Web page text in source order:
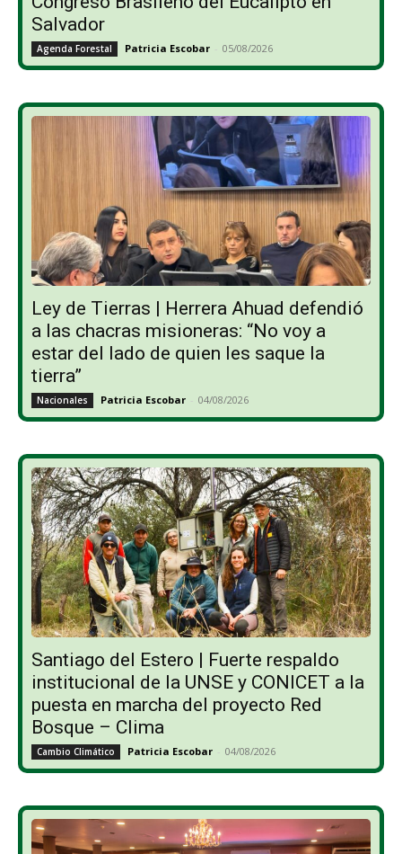
Salvador
Agenda Forestal Patricia Escobar - 05/08/2026
Ley de Tierras | Herrera Ahuad defendió
a las chacras misioneras: “No voy a
estar del lado de quien les saque la
tierra”
Nacionales Patricia Escobar - 04/08/2026
Santiago del Estero | Fuerte respaldo
institucional de la UNSE y CONICET a la
puesta en marcha del proyecto Red
Bosque – Clima
Cambio Climático Patricia Escobar - 04/08/2026